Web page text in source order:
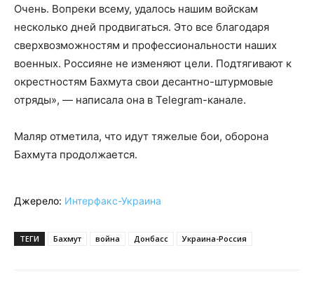
Очень. Вопреки всему, удалось нашим войскам
несколько дней продвигаться. Это все благодаря
сверхвозможностям и профессиональности наших
военных. Россияне не изменяют цели. Подтягивают к
окрестностям Бахмута свои десантно-штурмовые
отряды», — написала она в Telegram-канале.
Маляр отметила, что идут тяжелые бои, оборона
Бахмута продолжается.
Джерело: Интерфакс-Украина
ТЕГИ Бахмут война Донбасс Украина-Россия